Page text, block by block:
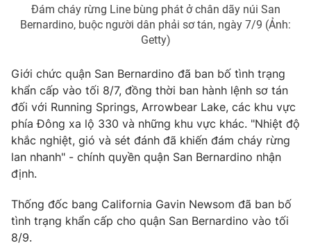
Liên hệ tòa soạn English
THỜI BÁO VTV
Theo dõi báo trên
Cơ quan chủ quản: Đài Truyền hình Việt Nam
Cơ quan báo chí:
Thời báo VTV
Đám cháy rừng Line bùng phát ở chân dãy núi San
Bernardino, buộc người dân phải sơ tán, ngày 7/9 (Ảnh:
Getty)
Giới chức quận San Bernardino đã ban bố tình trạng
khẩn cấp vào tối 8/7, đồng thời ban hành lệnh sơ tán
đối với Running Springs, Arrowbear Lake, các khu vực
phía Đông xa lộ 330 và những khu vực khác. "Nhiệt độ
khắc nghiệt, gió và sét đánh đã khiến đám cháy rừng
lan nhanh" - chính quyền quận San Bernardino nhận
định.
Thống đốc bang California Gavin Newsom đã ban bố
tình trạng khẩn cấp cho quận San Bernardino vào tối
8/9.